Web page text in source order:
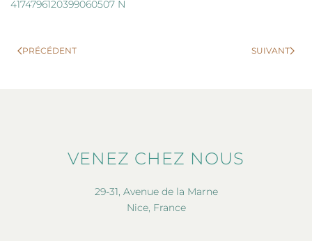
PRÉCÉDENT SUIVANT
VENEZ CHEZ NOUS
29-31, Avenue de la Marne
Nice, France